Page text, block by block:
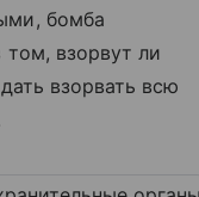
бомба
взорвут ли
взорвать всю